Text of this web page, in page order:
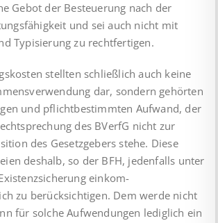
Gebot der Besteuerung nach der
und sei auch nicht mit
Typisierung zu rechtfertigen.
stellten schließlich auch keine
dar, sondern gehörten
und pflichtbestimmten Aufwand, der
des BVerfG nicht zur
des Gesetzgebers stehe. Diese
deshalb, so der BFH, jedenfalls unter
ein­kom­
zu berücksichtigen. Dem werde nicht
für solche Aufwendungen lediglich ein